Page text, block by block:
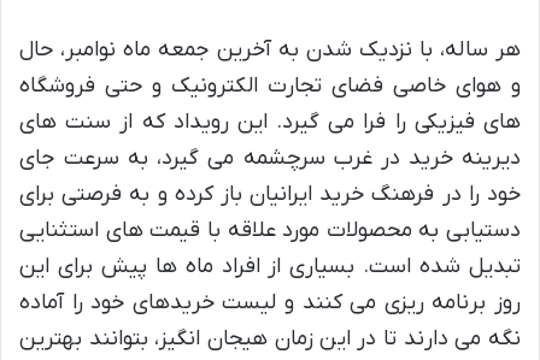
هر ساله، با نزدیک شدن به آخرین جمعه ماه نوامبر، حال
و هوای خاصی فضای تجارت الکترونیک و حتی فروشگاه
های فیزیکی را فرا می گیرد. این رویداد که از سنت های
دیرینه خرید در غرب سرچشمه می گیرد، به سرعت جای
خود را در فرهنگ خرید ایرانیان باز کرده و به فرصتی برای
دستیابی به محصولات مورد علاقه با قیمت های استثنایی
تبدیل شده است. بسیاری از افراد ماه ها پیش برای این
روز برنامه ریزی می کنند و لیست خریدهای خود را آماده
نگه می دارند تا در این زمان هیجان انگیز، بتوانند بهترین